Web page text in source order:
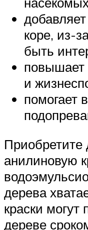
коре, из-
быть
повышает
и
помогает
Приобретите
анилиновую
дерева
краски могут
дереве